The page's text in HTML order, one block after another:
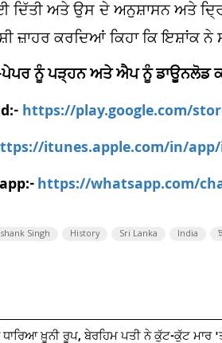
ਦਿੱਤੀ ਅਤੇ ਉਸ ਦੇ ਅਨੁਸ਼ਾਸਨ ਅਤੇ
ਜ਼ਾਹਰ ਕਰਦਿਆਂ ਕਿਹਾ ਕਿ ਇਸ਼ਾਂਕ
ਪੇਪਰ ਨੂੰ ਪੜ੍ਹਨ ਅਤੇ ਐਪ ਨੂੰ
https://play.google.com/
itunes.apple.com/in/app/
https://whatsapp.com/
Singh History Sri Lanka India
ਖ਼ੂਨੀ ਰੂਪ, ਬੇਰਹਿਮ ਪਤੀ ਨੇ ਕੁੱਟ-ਕੁੱਟ ਮਾਰ